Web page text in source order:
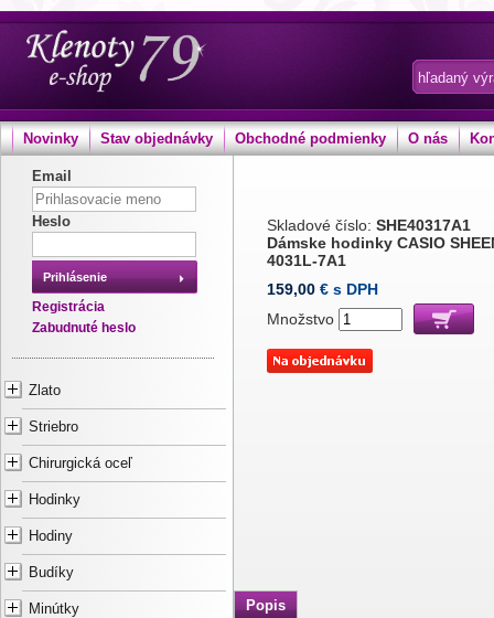
Novinky Stav objednávky Obchodné podmienky O nás
Email
Heslo
Prihlásenie
Registrácia
Zabudnuté heslo
Zlato
Striebro
Chirurgická oceľ
Hodinky
Hodiny
Budíky
Minútky
Skladové číslo: SHE40317A1
Dámske hodinky CASIO
4031L-7A1
159,00 € s DPH
Množstvo
Popis